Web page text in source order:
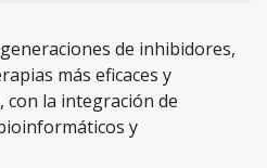
de inhibidores,
más eficaces y
con la integración de
y